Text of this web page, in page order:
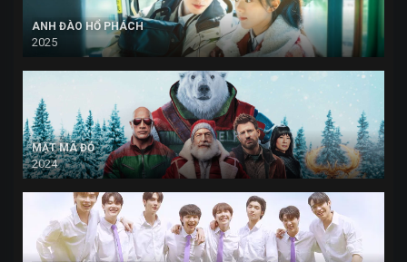
ANH ĐÀO HỔ PHÁCH
2025
MẬT MÃ ĐỎ
2024